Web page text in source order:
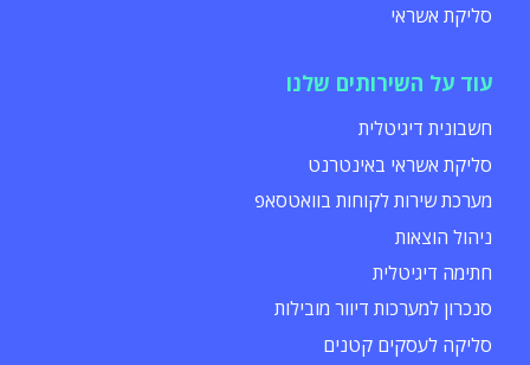
סליקת אשראי
עוד על השירותים שלנו
חשבונית דיגיטלית
סליקת אשראי באינטרנט
מערכת שירות לקוחות בוואטסאפ
ניהול הוצאות
חתימה דיגיטלית
סנכרון למערכות דיוור מובילות
סליקה לעסקים קטנים